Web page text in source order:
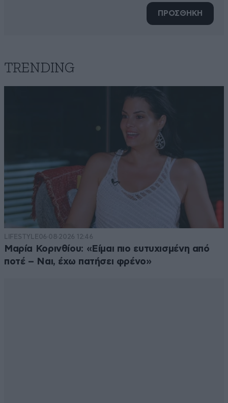
ΠΡΟΣΘΗΚΗ
TRENDING
LIFESTYLE06·08·2026 12:46
Μαρία Κορινθίου: «Είμαι πιο ευτυχισμένη από
ποτέ – Ναι, έχω πατήσει φρένο»